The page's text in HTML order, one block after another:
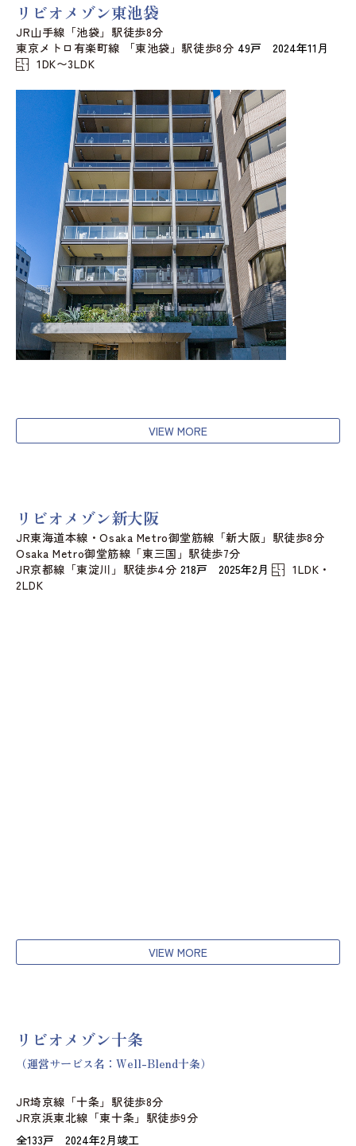
リビオメゾン東池袋
JR山手線「池袋」駅徒歩8分
東京メトロ有楽町線 「東池袋」駅徒歩8分 49戸 2024年11月
1DK〜3LDK
VIEW MORE
リビオメゾン新大阪
JR東海道本線・Osaka Metro御堂筋線「新大阪」駅徒歩8分
Osaka Metro御堂筋線「東三国」駅徒歩7分
JR京都線「東淀川」駅徒歩4分 218戸 2025年2月
1LDK・
2LDK
VIEW MORE
リビオメゾン十条
（運営サービス名：Well-Blend十条）
JR埼京線「十条」駅徒歩8分
JR京浜東北線「東十条」駅徒歩9分
全133戸 2024年2月竣工